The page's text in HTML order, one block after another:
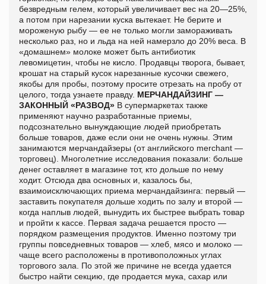
безвредным гелем, который увеличивает вес на 20—25%,
а потом при нарезании куска вытекает. Не берите и
мороженую рыбу — ее не только могли замораживать
несколько раз, но и льда на ней намерзло до 20% веса. В
«домашнем» молоке может быть антибиотик
левомицетин, чтобы не кисло. Продавцы творога, бывает,
крошат на старый кусок нарезанные кусочки свежего,
якобы для пробы, поэтому просите отрезать на пробу от
целого, тогда узнаете правду. МЕРЧАНДАЙЗИНГ —
ЗАКОННЫЙ «РАЗВОД» В супермаркетах также
применяют научно разработанные приемы,
подсознательно вынуждающие людей приобретать
больше товаров, даже если они не очень нужны. Этим
занимаются мерчандайзеры (от английского merchant —
торговец). Многолетние исследования показали: больше
денег оставляет в магазине тот, кто дольше по нему
ходит. Отсюда два основных и, казалось бы,
взаимоисключающих приема мерчандайзинга: первый —
заставить покупателя дольше ходить по залу и второй —
когда наплыв людей, вынудить их быстрее выбрать товар
и пройти к кассе. Первая задача решается просто —
порядком размещения продуктов. Именно поэтому три
группы повседневных товаров — хлеб, мясо и молоко —
чаще всего расположены в противоположных углах
торгового зала. По этой же причине не всегда удается
быстро найти секцию, где продается мука, сахар или